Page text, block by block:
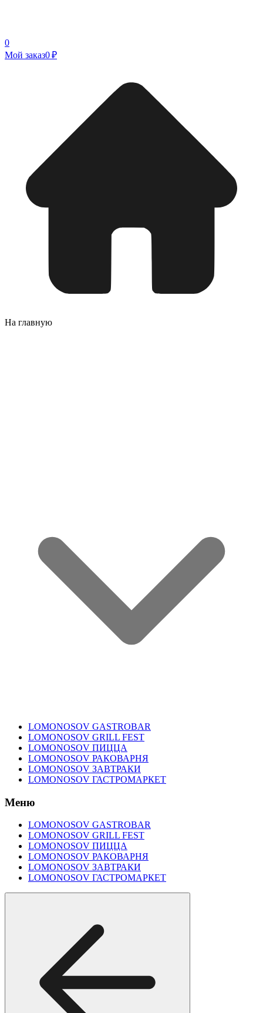
0
Мой заказ0 ₽
На главную
LOMONOSOV GASTROBAR
LOMONOSOV GRILL FEST
LOMONOSOV ПИЦЦА
LOMONOSOV РАКОВАРНЯ
LOMONOSOV ЗАВТРАКИ
LOMONOSOV ГАСТРОМАРКЕТ
Меню
LOMONOSOV GASTROBAR
LOMONOSOV GRILL FEST
LOMONOSOV ПИЦЦА
LOMONOSOV РАКОВАРНЯ
LOMONOSOV ЗАВТРАКИ
LOMONOSOV ГАСТРОМАРКЕТ